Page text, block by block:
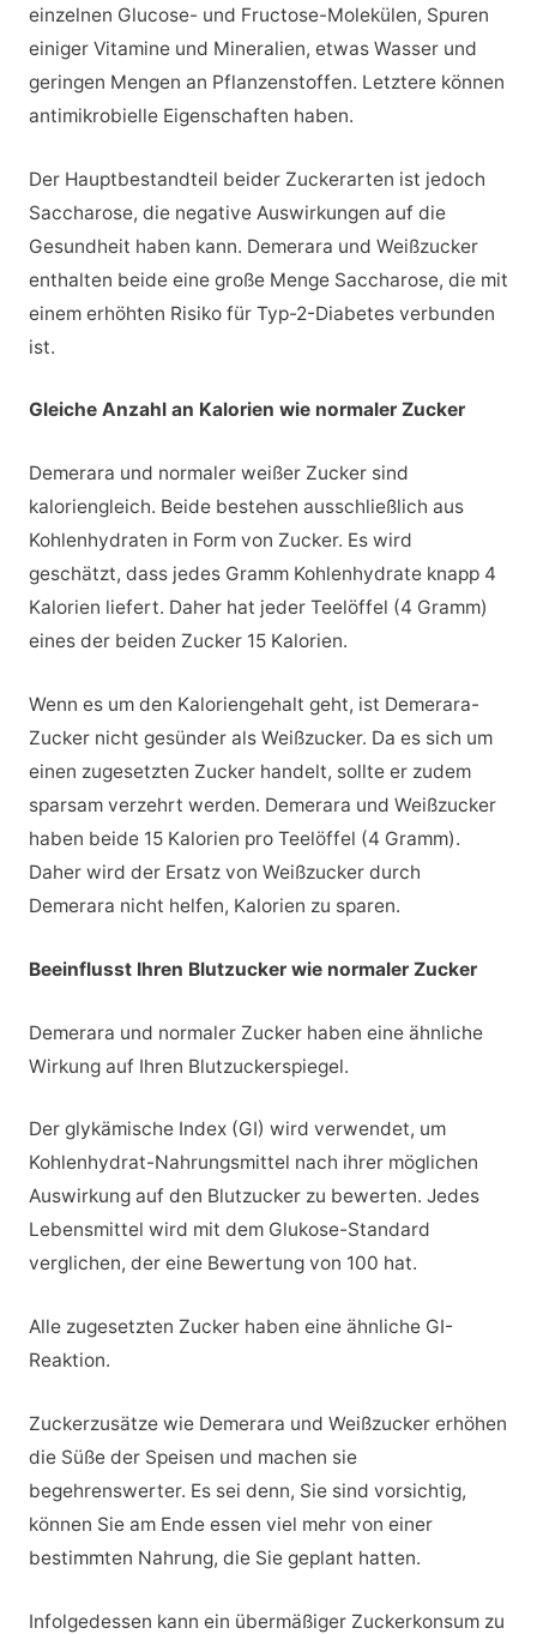
einzelnen Glucose- und Fructose-Molekülen, Spuren
einiger Vitamine und Mineralien, etwas Wasser und
geringen Mengen an Pflanzenstoffen. Letztere können
antimikrobielle Eigenschaften haben.
Der Hauptbestandteil beider Zuckerarten ist jedoch
Saccharose, die negative Auswirkungen auf die
Gesundheit haben kann. Demerara und Weißzucker
enthalten beide eine große Menge Saccharose, die mit
einem erhöhten Risiko für Typ-2-Diabetes verbunden
ist.
Gleiche Anzahl an Kalorien wie normaler Zucker
Demerara und normaler weißer Zucker sind
kaloriengleich. Beide bestehen ausschließlich aus
Kohlenhydraten in Form von Zucker. Es wird
geschätzt, dass jedes Gramm Kohlenhydrate knapp 4
Kalorien liefert. Daher hat jeder Teelöffel (4 Gramm)
eines der beiden Zucker 15 Kalorien.
Wenn es um den Kaloriengehalt geht, ist Demerara-
Zucker nicht gesünder als Weißzucker. Da es sich um
einen zugesetzten Zucker handelt, sollte er zudem
sparsam verzehrt werden. Demerara und Weißzucker
haben beide 15 Kalorien pro Teelöffel (4 Gramm).
Daher wird der Ersatz von Weißzucker durch
Demerara nicht helfen, Kalorien zu sparen.
Beeinflusst Ihren Blutzucker wie normaler Zucker
Demerara und normaler Zucker haben eine ähnliche
Wirkung auf Ihren Blutzuckerspiegel.
Der glykämische Index (GI) wird verwendet, um
Kohlenhydrat-Nahrungsmittel nach ihrer möglichen
Auswirkung auf den Blutzucker zu bewerten. Jedes
Lebensmittel wird mit dem Glukose-Standard
verglichen, der eine Bewertung von 100 hat.
Alle zugesetzten Zucker haben eine ähnliche GI-
Reaktion.
Zuckerzusätze wie Demerara und Weißzucker erhöhen
die Süße der Speisen und machen sie
begehrenswerter. Es sei denn, Sie sind vorsichtig,
können Sie am Ende essen viel mehr von einer
bestimmten Nahrung, die Sie geplant hatten.
Infolgedessen kann ein übermäßiger Zuckerkonsum zu